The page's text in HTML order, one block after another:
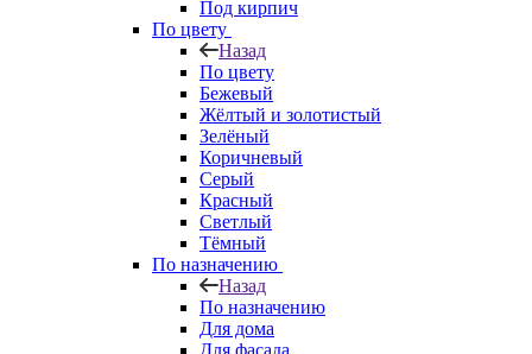
Под кирпич
По цвету
Назад
По цвету
Бежевый
Жёлтый и золотистый
Зелёный
Коричневый
Серый
Красный
Светлый
Тёмный
По назначению
Назад
По назначению
Для дома
Для фасада